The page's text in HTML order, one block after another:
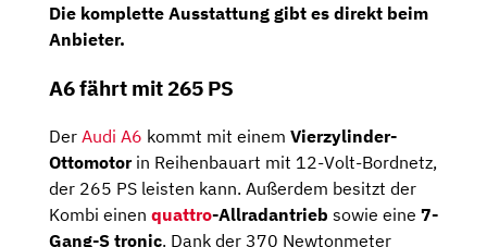
Die komplette Ausstattung gibt es direkt beim
Anbieter.
A6 fährt mit 265 PS
Der Audi A6 kommt mit einem Vierzylinder-
Ottomotorin Reihenbauart mit 12-Volt-Bordnetz,
der 265 PS leisten kann. Außerdem besitzt der
Kombi einen quattro-Allradantrieb sowie eine 7-
Gang-S tronic. Dank der 370 Newtonmeter